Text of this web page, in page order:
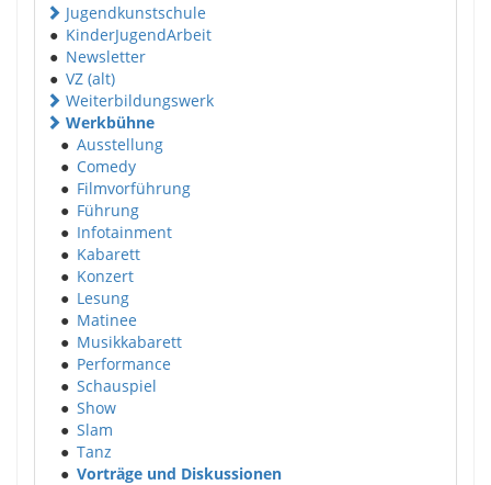
Jugendkunstschule
● KinderJugendArbeit
● Newsletter
● VZ (alt)
Weiterbildungswerk
Werkbühne
● Ausstellung
● Comedy
● Filmvorführung
● Führung
● Infotainment
● Kabarett
● Konzert
● Lesung
● Matinee
● Musikkabarett
● Performance
● Schauspiel
● Show
● Slam
● Tanz
● Vorträge und Diskussionen